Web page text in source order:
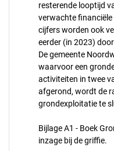
resterende looptijd
verwachte financiële
cijfers worden ook
eerder (in 2023)
De gemeente
waarvoor een
activiteiten in twee
afgerond, wordt de
grondexploitatie te
Bijlage A1 - Boek
inzage bij de griffie.